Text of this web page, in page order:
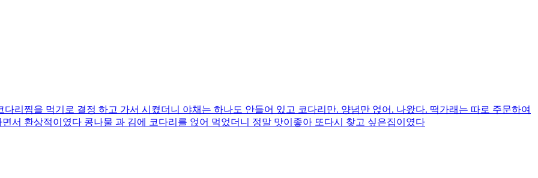
리찜을 먹기로 결정 하고 가서 시켰더니 야채는 하나도 안들어 있고 코다리만. 양념만 얹어. 나왔다. 떡가래는 따로 주문하여
서 환상적이였다 콩나물 과 김에 코다리를 얹어 먹었더니 정말 맛이좋아 또다시 찾고 싶은집이였다